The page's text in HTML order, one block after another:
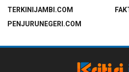
TERKINIJAMBI.COM
PENJURUNEGERI.COM